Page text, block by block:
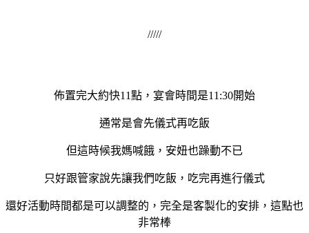
/////
佈置完大約快11點，宴會時間是11:30開始
通常是會先儀式再吃飯
但這時候我媽喊餓，安妞也躁動不已
只好跟管家說先讓我們吃飯，吃完再進行儀式
還好活動時間都是可以調整的，完全是客製化的安排，這點也
非常棒